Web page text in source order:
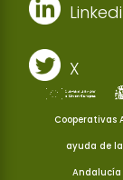
X
Cooperativas
ayuda de la
Andalucía